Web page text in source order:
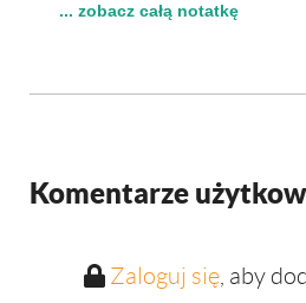
... zobacz całą notatkę
Komentarze
Zaloguj się, aby